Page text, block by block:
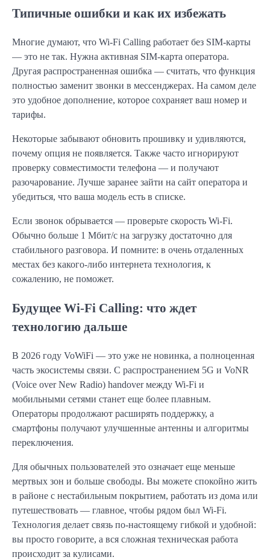
Типичные ошибки и как их избежать
Многие думают, что Wi-Fi Calling работает без SIM-карты
— это не так. Нужна активная SIM-карта оператора.
Другая распространенная ошибка — считать, что функция
полностью заменит звонки в мессенджерах. На самом деле
это удобное дополнение, которое сохраняет ваш номер и
тарифы.
Некоторые забывают обновить прошивку и удивляются,
почему опция не появляется. Также часто игнорируют
проверку совместимости телефона — и получают
разочарование. Лучше заранее зайти на сайт оператора и
убедиться, что ваша модель есть в списке.
Если звонок обрывается — проверьте скорость Wi-Fi.
Обычно больше 1 Мбит/с на загрузку достаточно для
стабильного разговора. И помните: в очень отдаленных
местах без какого-либо интернета технология, к
сожалению, не поможет.
Будущее Wi-Fi Calling: что ждет
технологию дальше
В 2026 году VoWiFi — это уже не новинка, а полноценная
часть экосистемы связи. С распространением 5G и VoNR
(Voice over New Radio) handover между Wi-Fi и
мобильными сетями станет еще более плавным.
Операторы продолжают расширять поддержку, а
смартфоны получают улучшенные антенны и алгоритмы
переключения.
Для обычных пользователей это означает еще меньше
мертвых зон и больше свободы. Вы можете спокойно жить
в районе с нестабильным покрытием, работать из дома или
путешествовать — главное, чтобы рядом был Wi-Fi.
Технология делает связь по-настоящему гибкой и удобной:
вы просто говорите, а вся сложная техническая работа
происходит за кулисами.